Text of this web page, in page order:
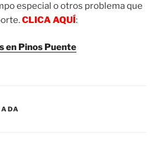
especial o otros problema que
CLICA AQUÍ:
en Pinos Puente